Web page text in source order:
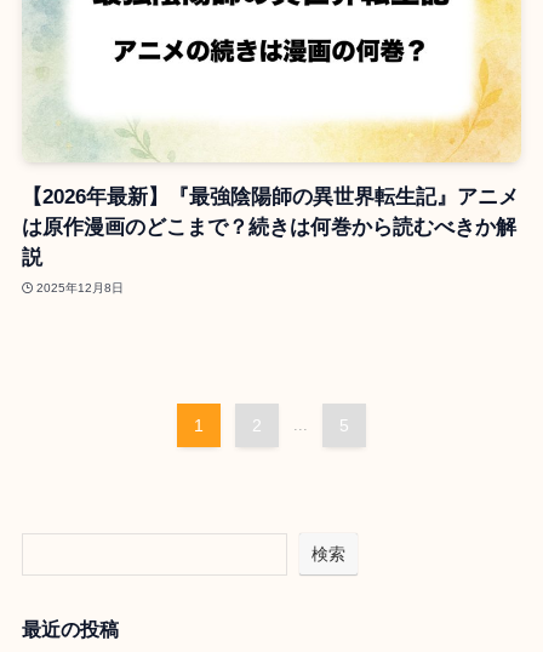
【2026年最新】『最強陰陽師の異世界転生記』アニメ
は原作漫画のどこまで？続きは何巻から読むべきか解
説
2025年12月8日
1 2 ... 5
検索
最近の投稿